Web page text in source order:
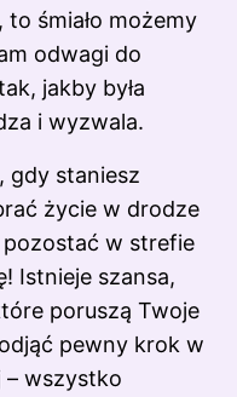
śmiało możemy
odwagi do
jakby była
i wyzwala.
gdy staniesz
życie w drodze
w strefie
Istnieje szansa,
poruszą Twoje
pewny krok w
– wszystko